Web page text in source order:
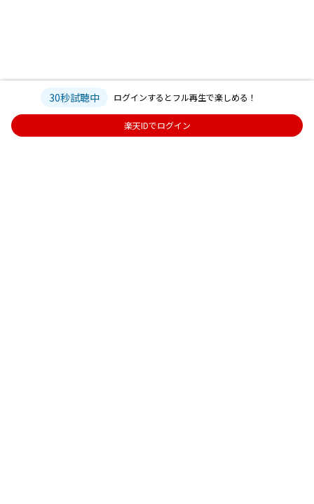
30秒試聴中 ログインするとフル再生で楽しめる！
楽天IDでログイン